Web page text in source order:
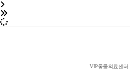
VIP동물의료센터